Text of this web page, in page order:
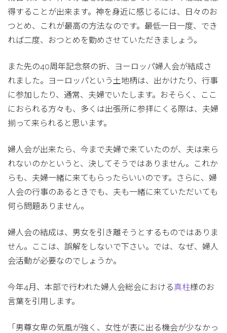
得することが出来ます。神を身近に感じるには、日々のお
つとめ、これが最高の方法なのです。最低一日一度、でき
れば二度、おつとめを勤めさせていただきましょう。
また先の40周年記念祭の折、ヨーロッパ婦人会が結成さ
れました。ヨーロッパという土地柄は、出かけたり、行事
に参加したり、通常、夫婦でいたします。おそらく、ここ
におられる方々も、多くは出張所に参拝にくる際は、夫婦
揃って来られると思います。
婦人会が出来たら、今まで夫婦で来ていたのが、夫は来ら
れないのかというと、決してそうではありません。これか
らも、夫婦一緒に来てもらったらいいのです。さらに、婦
人会の行事のあるときでも、夫も一緒に来ていただいても
何ら問題ありません。
婦人会の結成は、男女を引き離そうとするものではありま
せん。ここは、誤解をしないで下さい。では、なぜ、婦人
会活動が必要なのでしょうか。
今年4月、本部で行われた婦人会総会における真柱様のお
言葉を引用します。
「男尊女卑の気風が強く、女性が表に出る機会が少なかっ